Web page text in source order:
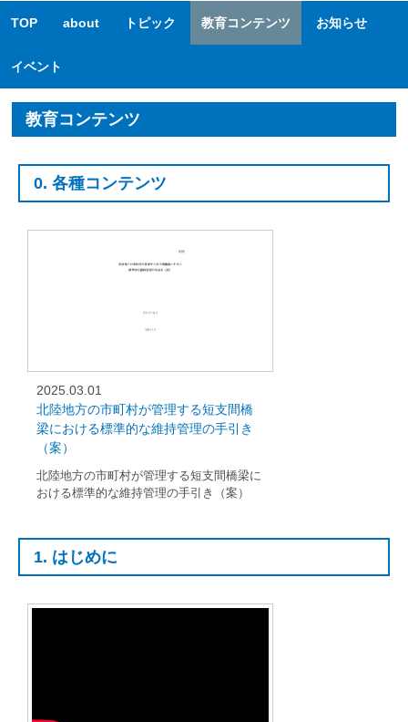
TOP about トピック 教育コンテンツ お知らせ
イベント
教育コンテンツ
0. 各種コンテンツ
2025.03.01
北陸地方の市町村が管理する短支間橋
梁における標準的な維持管理の手引き
（案）
北陸地方の市町村が管理する短支間橋梁に
おける標準的な維持管理の手引き（案）
1. はじめに